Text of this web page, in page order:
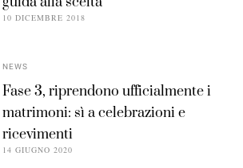
10 DICEMBRE 2018
NEWS
Fase 3, riprendono ufficialmente i
matrimoni: sì a celebrazioni e
ricevimenti
14 GIUGNO 2020